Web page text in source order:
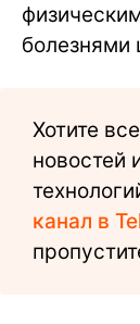
болезнями
Хотите
новостей
канал в